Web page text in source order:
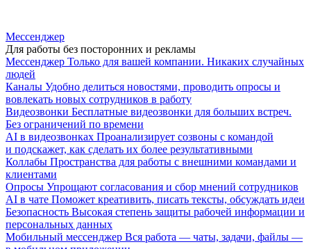
Мессенджер
Для работы без посторонних и рекламы
Мессенджер Только для вашей компании. Никаких случайных
людей
Каналы Удобно делиться новостями, проводить опросы и
вовлекать новых сотрудников в работу
Видеозвонки Бесплатные видеозвонки для больших встреч.
Без ограничений по времени
AI в видеозвонках Проанализирует созвоны с командой
и подскажет, как сделать их более результативными
Коллабы Пространства для работы с внешними командами и
клиентами
Опросы Упрощают согласования и сбор мнений сотрудников
AI в чате Поможет креативить, писать тексты, обсуждать идеи
Безопасность Высокая степень защиты рабочей информации и
персональных данных
Мобильный мессенджер Вся работа — чаты, задачи, файлы —